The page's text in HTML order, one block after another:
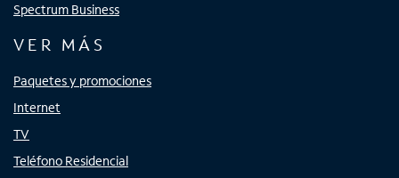
Spectrum Business
VER MÁS
Paquetes y promociones
Internet
TV
Teléfono Residencial